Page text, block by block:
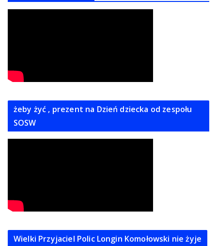
żeby żyć , prezent na Dzień dziecka od zespołu
SOSW
Wielki Przyjaciel Polic Longin Komołowski nie żyje